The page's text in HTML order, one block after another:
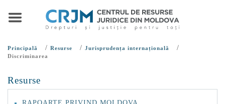
Principală / Resurse / Jurisprudența internațională /
Discriminarea
Resurse